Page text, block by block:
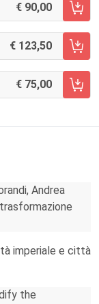
90,00
123,50
75,00
Andrea
imperiale e città
the